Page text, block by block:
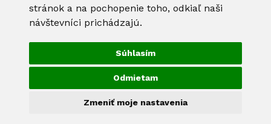
stránok a na pochopenie toho, odkiaľ naši
návštevníci prichádzajú.
Súhlasím
Odmietam
Zmeniť moje nastavenia